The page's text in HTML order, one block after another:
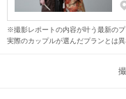
※撮影レポートの内容が叶う最新のプ
実際のカップルが選んだプランとは異